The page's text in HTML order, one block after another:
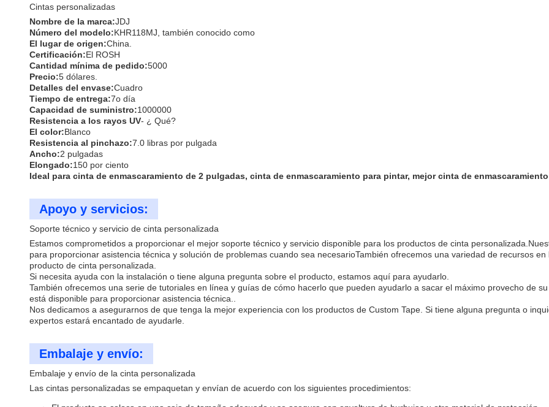
Cintas personalizadas
Nombre de la marca:JDJ
Número del modelo:KHR118MJ, también conocido como
El lugar de origen:China.
Certificación:El ROSH
Cantidad mínima de pedido:5000
Precio:5 dólares.
Detalles del envase:Cuadro
Tiempo de entrega:7o día
Capacidad de suministro:1000000
Resistencia a los rayos UV- ¿ Qué?
El color:Blanco
Resistencia al pinchazo:7.0 libras por pulgada
Ancho:2 pulgadas
Elongado:150 por ciento
Ideal para cinta de enmascaramiento de 2 pulgadas, cinta de enmascaramiento para pintar, mejor cinta de enmascaramiento
Apoyo y servicios:
Soporte técnico y servicio de cinta personalizada
Estamos comprometidos a proporcionar el mejor soporte técnico y servicio disponible para los productos de cinta
para proporcionar asistencia técnica y solución de problemas cuando sea necesarioTambién ofrecemos una variedad de recursos
producto de cinta personalizada.
Si necesita ayuda con la instalación o tiene alguna pregunta sobre el producto, estamos aquí para ayudarlo.
También ofrecemos una serie de tutoriales en línea y guías de cómo hacerlo que pueden ayudarlo a sacar el máximo provecho de
está disponible para proporcionar asistencia técnica..
Nos dedicamos a asegurarnos de que tenga la mejor experiencia con los productos de Custom Tape. Si tiene alguna pregunta o
expertos estará encantado de ayudarle.
Embalaje y envío:
Embalaje y envío de la cinta personalizada
Las cintas personalizadas se empaquetan y envían de acuerdo con los siguientes procedimientos: